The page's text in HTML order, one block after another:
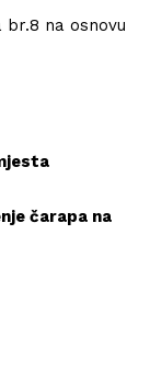
br.8 na osnovu
čarapa na